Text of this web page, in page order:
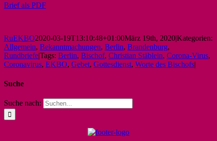
Brief als PDF
RuEKBO2020-03-19T13:10:48+01:00März 19th, 2020|Kategorien:
Allgemein, Bekanntmachungen, Berlin, Brandenburg,
Rundbriefe|Tags: Berlin, Bischof, Christian Stäblein, Corona-Virus,
Coronavirus, EKBO, Gebet, Gottesdienst, Worte des Bischofs|
Suche
Suche nach: